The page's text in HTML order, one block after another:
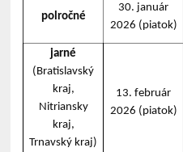
polročné
30. január
2026 (piatok)
jarné
(Bratislavský
kraj,
Nitriansky
kraj,
Trnavský kraj)
13. február
2026 (piatok)